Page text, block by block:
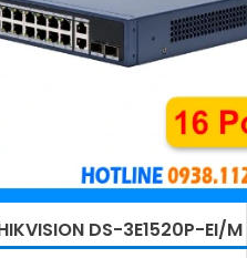
DS-3E1520P-EI/M